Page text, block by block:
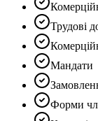
Трудові
Мандати
Форми